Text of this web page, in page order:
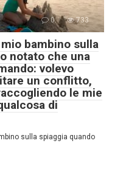
0 733
bambino sulla
notato che una
volevo
un conflitto,
le mie
di
sulla spiaggia quando